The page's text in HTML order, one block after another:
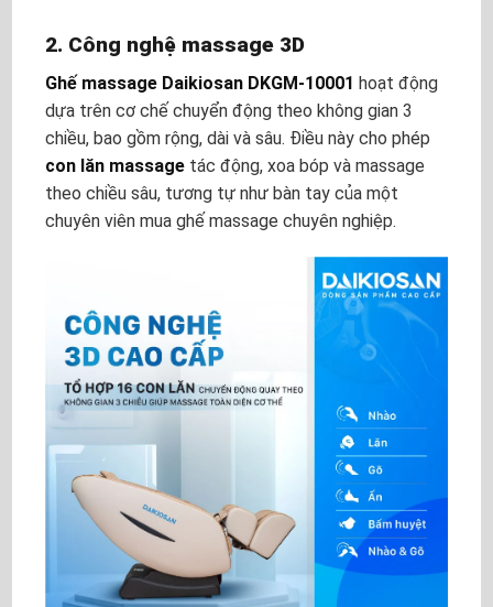
2. Công nghệ massage 3D
Ghế massage Daikiosan DKGM-10001 hoạt động
dựa trên cơ chế chuyển động theo không gian 3
chiều, bao gồm rộng, dài và sâu. Điều này cho phép
con lăn massage tác động, xoa bóp và massage
theo chiều sâu, tương tự như bàn tay của một
chuyên viên mua ghế massage chuyên nghiệp.